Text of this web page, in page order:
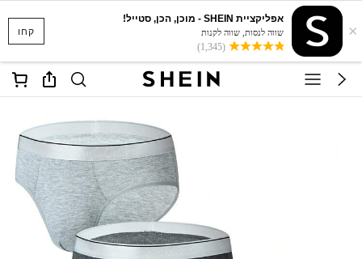
קחו ×
אפליקציית SHEIN - מוכן, הכן, סטייל!
שווה לנסות, שווה לקנות
(1,345)